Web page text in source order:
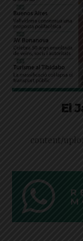
El
content/